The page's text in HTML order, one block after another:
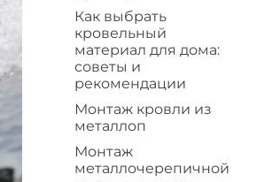
Как выбрать
кровельный
материал для дома:
советы и
рекомендации
Монтаж кровли из
металлоп
Монтаж
металлочерепичной